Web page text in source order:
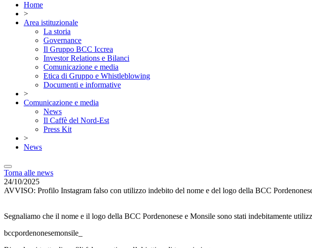
Home
>
Area istituzionale
La storia
Governance
Il Gruppo BCC Iccrea
Investor Relations e Bilanci
Comunicazione e media
Etica di Gruppo e Whistleblowing
Documenti e informative
>
Comunicazione e media
News
Il Caffè del Nord-Est
Press Kit
>
News
Torna alle news
24/10/2025
AVVISO: Profilo Instagram falso con utilizzo indebito del nome e del logo della BCC
Segnaliamo che il nome e il logo della BCC Pordenonese e Monsile sono stati indebitamente
bccpordenonesemonsile_